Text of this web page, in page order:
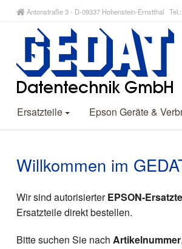
Antonstraße 3 - D-09337 Hohenstein-Ernstthal
Ersatzteile Epson Geräte &
Willkommen im
Wir sind autorisierterEPSON-
Ersatzteile direkt bestellen.
Bitte suchen Sie nach Artikelnummer,